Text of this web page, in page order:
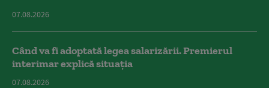
07.08.2026
Când va fi adoptată legea salarizării. Premierul
interimar explică situația
07.08.2026